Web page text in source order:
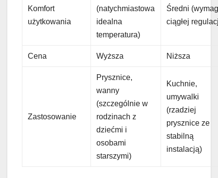
Komfort
użytkowania
(natychmiastowa
idealna
temperatura)
Średni
ciągłej
Cena Wyższa Niższa
Zastosowanie
Prysznice,
wanny
(szczególnie w
rodzinach z
dziećmi i
osobami
starszymi)
Kuchnie,
umywalki
(rzadziej
prysznice ze
stabilną
instalacją)